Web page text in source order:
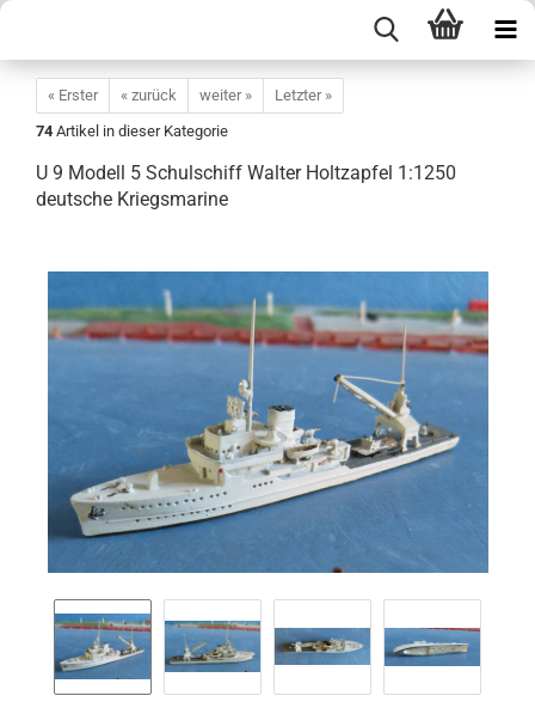
« Erster « zurück weiter »
Letzter »
74 Artikel in dieser Kategorie
U 9 Modell 5 Schulschiff Walter Holtzapfel 1:1250
deutsche Kriegsmarine